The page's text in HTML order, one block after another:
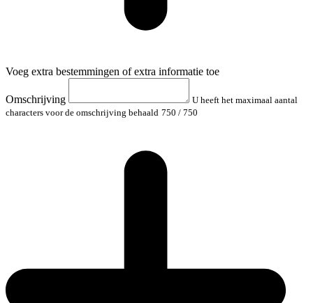
Voeg extra bestemmingen of extra informatie toe
Omschrijving
U heeft het maximaal aantal
characters voor de omschrijving behaald 750 / 750